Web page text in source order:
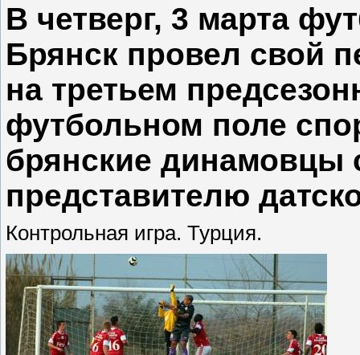
В четверг, 3 марта
Брянск провел свой
на третьем
футбольном поле
брянские динамовцы
представителю
Контрольная игра. Турция.